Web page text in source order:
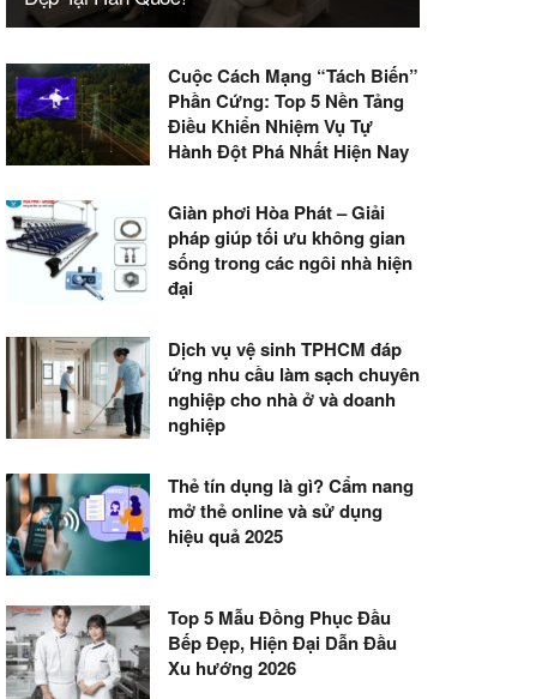
Cuộc Cách Mạng “Tách Biến”
Phần Cứng: Top 5 Nền Tảng
Điều Khiển Nhiệm Vụ Tự
Hành Đột Phá Nhất Hiện Nay
Giàn phơi Hòa Phát – Giải
pháp giúp tối ưu không gian
sống trong các ngôi nhà hiện
đại
Dịch vụ vệ sinh TPHCM đáp
ứng nhu cầu làm sạch chuyên
nghiệp cho nhà ở và doanh
nghiệp
Thẻ tín dụng là gì? Cẩm nang
mở thẻ online và sử dụng
hiệu quả 2025
Top 5 Mẫu Đồng Phục Đầu
Bếp Đẹp, Hiện Đại Dẫn Đầu
Xu hướng 2026